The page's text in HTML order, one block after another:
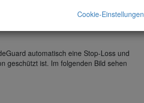
automatisch eine Stop-Loss und
geschützt ist. Im folgenden Bild sehen
Cookie-Einstellungen